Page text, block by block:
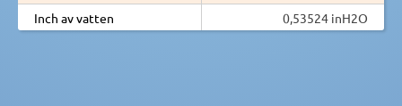
Inch av vatten
0,53524 inH2O